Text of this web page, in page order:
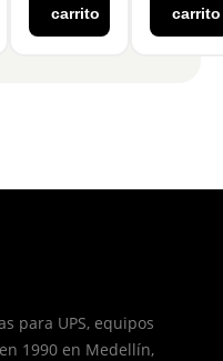
carrito
carrito
para UPS, equipos
1990 en Medellín,